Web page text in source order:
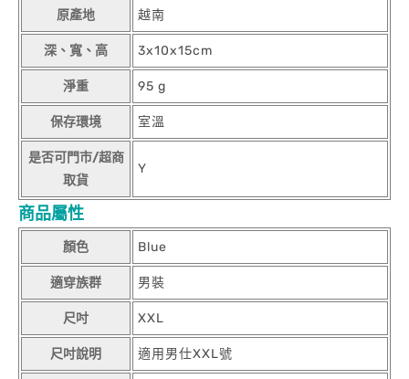
原產地 越南
深、寬、高 3x10x15cm
淨重 95 g
保存環境 室溫
是否可門市/超商
取貨
Y
商品屬性
顏色 Blue
適穿族群 男裝
尺吋 XXL
尺吋說明 適用男仕XXL號